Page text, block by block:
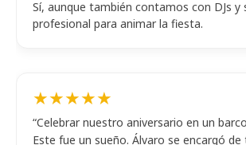
Sí, aunque también contamos con DJs y
profesional para animar la fiesta.
★★★★★
“Celebrar nuestro aniversario en un
Este fue un sueño. Álvaro se encargó de